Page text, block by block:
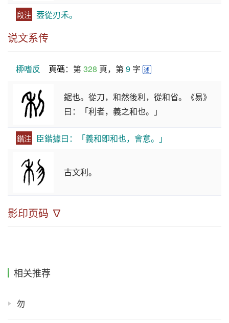
段注 葢從刃禾。
说文系传
桺嗜反 頁碼：第 328 頁，第 9 字 述
鋸也。從刀，和然後利，從和省。《易》
曰：「利者，義之和也。」
鍇注 臣鍇據曰：「義和卽和也，會意。」
古文利。
影印页码 ∇
相关推荐
勿